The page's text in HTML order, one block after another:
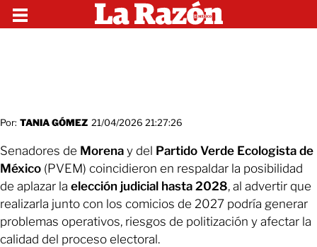
Por: TANIA GÓMEZ 21/04/2026 21:27:26
Senadores de Morena y del Partido Verde Ecologista de
México (PVEM) coincidieron en respaldar la posibilidad
de aplazar la elección judicial hasta 2028, al advertir que
realizarla junto con los comicios de 2027 podría generar
problemas operativos, riesgos de politización y afectar la
calidad del proceso electoral.